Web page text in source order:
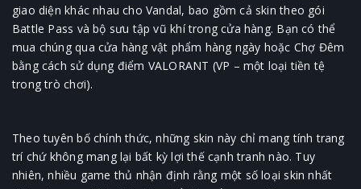
giao diện khác nhau cho Vandal, bao gồm cả skin theo gói
Battle Pass và bộ sưu tập vũ khí trong cửa hàng. Bạn có thể
mua chúng qua cửa hàng vật phẩm hàng ngày hoặc Chợ Đêm
bằng cách sử dụng điểm VALORANT (VP – một loại tiền tệ
trong trò chơi).
Theo tuyên bố chính thức, những skin này chỉ mang tính trang
trí chứ không mang lại bất kỳ lợi thế cạnh tranh nào. Tuy
nhiên, nhiều game thủ nhận định rằng một số loại skin nhất